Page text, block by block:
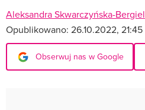
Aleksandra Skwarczyńska-Bergiel
Opublikowano: 26.10.2022, 21:45
Obserwuj nas w Google